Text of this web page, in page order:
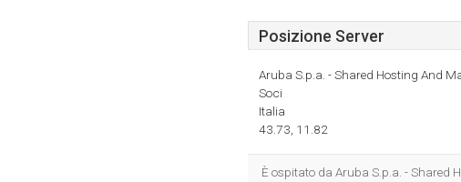
Posizione Server
Aruba S.p.a. - Shared Hosting And
Soci
Italia
43.73, 11.82
È ospitato da Aruba S.p.a. - Shared